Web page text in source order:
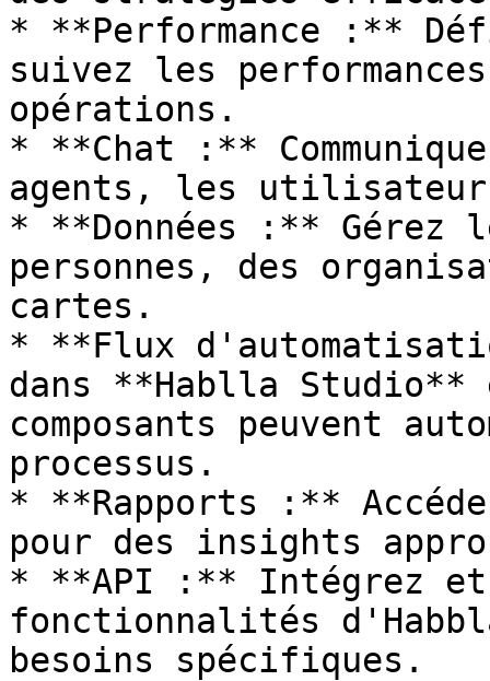
* **Performance :**
suivez les
opérations.
* **Chat :**
agents, les
* **Données :** Gérez
personnes, des
cartes.
* **Flux
dans **Hablla Studio**
composants peuvent
processus.
* **Rapports :**
pour des insights
* **API :** Intégrez et
fonctionnalités
besoins spécifiques.